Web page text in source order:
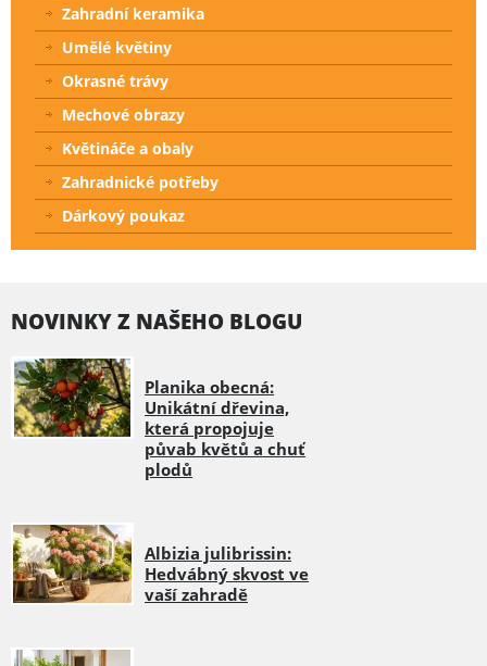
Zahradní keramika
Umělé květiny
Okrasné trávy
Mechové obrazy
Květináče a obaly
Zahradnické potřeby
Dárkový poukaz
NOVINKY Z NAŠEHO BLOGU
Planika obecná:
Unikátní dřevina,
která propojuje
půvab květů a chuť
plodů
Albizia julibrissin:
Hedvábný skvost ve
vaší zahradě